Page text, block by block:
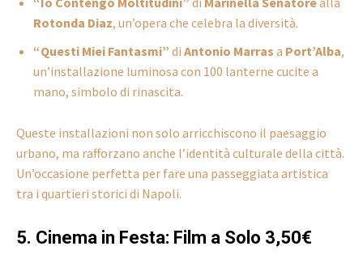
Rotonda Diaz, un’opera che celebra la diversità.
“Questi Miei Fantasmi” di Antonio Marras a Port’Alba,
un’installazione luminosa con 100 lanterne cucite a
mano, simbolo di rinascita.
Queste installazioni non solo arricchiscono il paesaggio
urbano, ma rafforzano anche l’identità culturale della città.
Un’occasione perfetta per fare una passeggiata artistica
tra i quartieri storici di Napoli.
5. Cinema in Festa: Film a Solo 3,50€